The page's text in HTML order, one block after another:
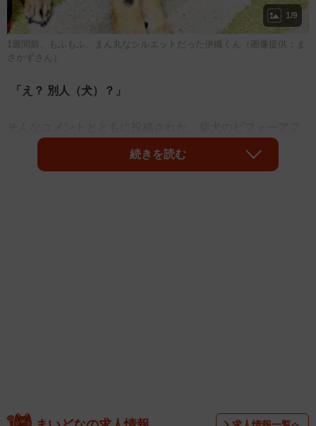
1/9
1週間前、もふもふ、まん丸なシルエットだった伊織くん（画像提供：ま
さかずさん）
「え？ 別人（犬）？」
ター写真がXで話題です。写っているのは、柴犬の「伊織
（いおり）」くん（2歳8カ月・男の子）。1枚目は、1週間
続きを読む